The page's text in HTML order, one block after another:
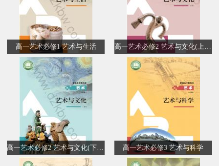
高一艺术必修1 艺术与生活 高一艺术必修2 艺术与文化(上册)
高一艺术必修3 艺术与科学